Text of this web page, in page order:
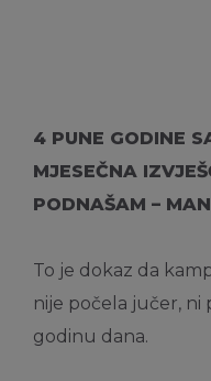
4 PUNE GODINE
MJESEČNA
PODNAŠAM –
To je dokaz da
nije počela jučer, ni
godinu dana.